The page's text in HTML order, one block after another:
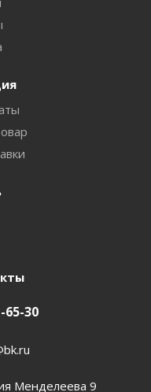
65-30
Менделеева 9